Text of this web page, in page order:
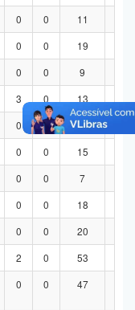
0 0 11
0 0 19
0 0 9
3 0 13
0 0 12
0 0 15
0 0 7
0 0 18
0 0 20
2 0 53
0 0 47